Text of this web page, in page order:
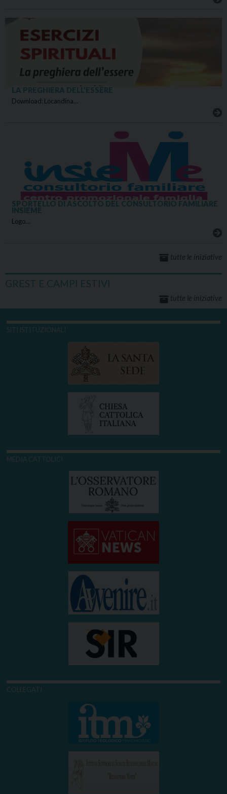
LA PREGHIERA DELL’ESSERE
Download: Locandina…
SPORTELLO DI ASCOLTO DEL CONSULTORIO FAMILIARE
INSIEME
Logo…
tutte le iniziative
GREST E CAMPI ESTIVI
tutte le iniziative
SITI ISTITUZIONALI
MEDIA CATTOLICI
COLLEGATI